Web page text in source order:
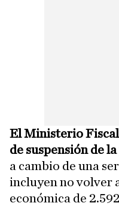
El Ministerio
de suspensión de
a cambio de una
incluyen no volver
económica de